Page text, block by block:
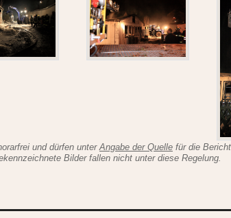
und dürfen unter Angabe der Quelle für die
Bilder fallen nicht unter diese Regelung.